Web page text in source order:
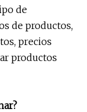
de
de productos,
precios
productos